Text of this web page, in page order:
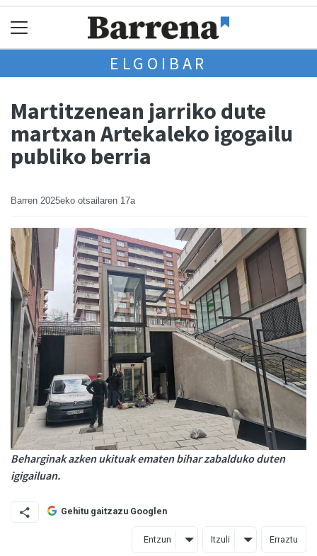
ELGOIBAR
Martitzenean jarriko dute
martxan Artekaleko igogailu
publiko berria
Barren 2025eko otsailaren 17a
Beharginak azken ukituak ematen bihar zabalduko duten
igigailuan.
Gehitu gaitzazu Googlen
Entzun Itzuli Erraztu